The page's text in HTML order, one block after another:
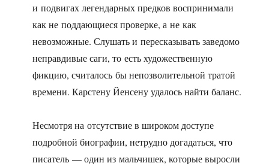
и подвигах легендарных предков воспринимали
как не поддающиеся проверке, а не как
невозможные. Слушать и пересказывать заведомо
неправдивые саги, то есть художественную
фикцию, считалось бы непозволительной тратой
времени. Карстену Йенсену удалось найти баланс.
Несмотря на отсутствие в широком доступе
подробной биографии, нетрудно догадаться, что
писатель — один из мальчишек, которые выросли